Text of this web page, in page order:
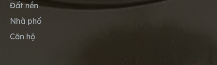
Đất nền
Nhà phố
Căn hộ